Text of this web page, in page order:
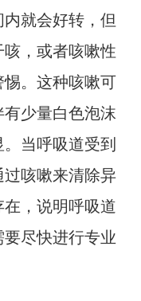
就会好转，但
，或者咳嗽性
。这种咳嗽可
少量白色泡沫
当呼吸道受到
咳嗽来清除异
，说明呼吸道
尽快进行专业